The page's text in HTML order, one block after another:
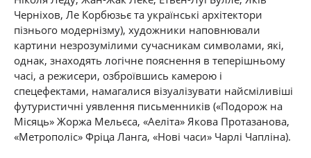
Черніхов, Ле Корбюзьє та українські архітектори
пізнього модернізму), художники наповнювали
картини незрозумілими сучасникам символами, які,
однак, знаходять логічне пояснення в теперішньому
часі, а режисери, озброївшись камерою і
спецефектами, намагалися візуалізувати найсміливіші
футуристичні уявлення письменників («Подорож на
Місяць» Жоржа Мельєса, «Аеліта» Якова Протазанова,
«Метрополіс» Фріца Ланга, «Нові часи» Чарлі Чапліна).